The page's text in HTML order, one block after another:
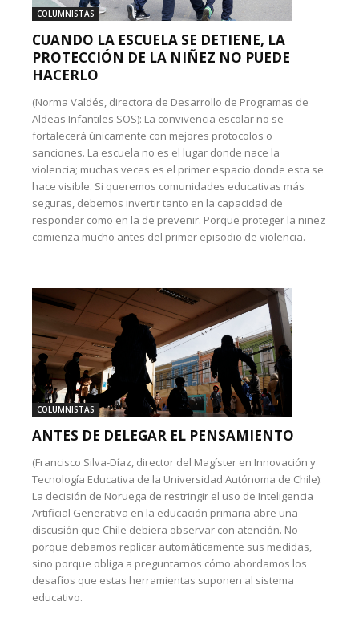
COLUMNISTAS
CUANDO LA ESCUELA SE DETIENE, LA
PROTECCIÓN DE LA NIÑEZ NO PUEDE
HACERLO
(Norma Valdés, directora de Desarrollo de Programas de
Aldeas Infantiles SOS): La convivencia escolar no se
fortalecerá únicamente con mejores protocolos o
sanciones. La escuela no es el lugar donde nace la
violencia; muchas veces es el primer espacio donde esta se
hace visible. Si queremos comunidades educativas más
seguras, debemos invertir tanto en la capacidad de
responder como en la de prevenir. Porque proteger la niñez
comienza mucho antes del primer episodio de violencia.
COLUMNISTAS
ANTES DE DELEGAR EL PENSAMIENTO
(Francisco Silva-Díaz, director del Magíster en Innovación y
Tecnología Educativa de la Universidad Autónoma de Chile):
La decisión de Noruega de restringir el uso de Inteligencia
Artificial Generativa en la educación primaria abre una
discusión que Chile debiera observar con atención. No
porque debamos replicar automáticamente sus medidas,
sino porque obliga a preguntarnos cómo abordamos los
desafíos que estas herramientas suponen al sistema
educativo.